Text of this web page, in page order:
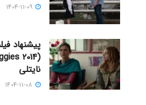
پیشنهاد
نایتلی